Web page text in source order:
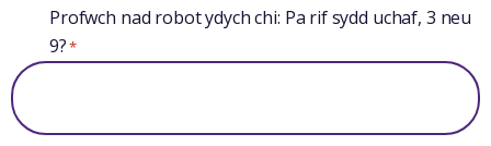
Profwch nad robot ydych chi: Pa rif sydd uchaf, 3 neu
9?*